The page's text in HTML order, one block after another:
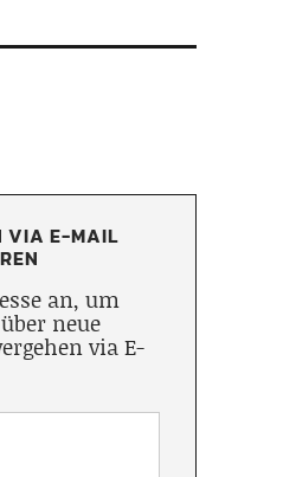
VIA E-MAIL
an, um
neue
via E-